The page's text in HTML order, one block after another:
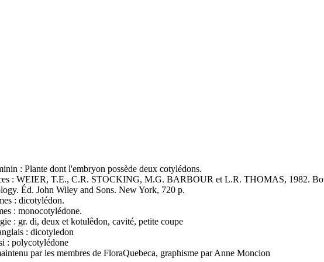
: Plante dont l'embryon possède deux cotylédons.
: WEIER, T.E., C.R. STOCKING, M.G. BARBOUR et L.R. THOMAS, 1982.
Éd. John Wiley and Sons. New York, 720 p.
: dicotylédon.
: monocotylédone.
: gr. di, deux et kotulêdon, cavité, petite coupe
: dicotyledon
: polycotylédone
par les membres de FloraQuebeca, graphisme par Anne Moncion